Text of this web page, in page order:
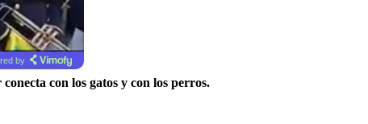
by
con los gatos y con los perros.